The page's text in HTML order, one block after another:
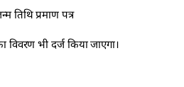
तिथि प्रमाण पत्र
भी दर्ज किया जाएगा।